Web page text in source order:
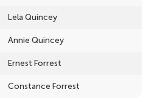
Lela Quincey
Annie Quincey
Ernest Forrest
Constance Forrest